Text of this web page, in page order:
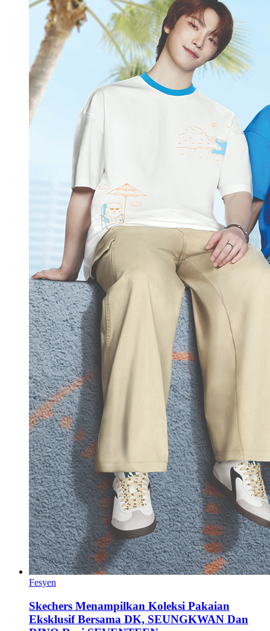
Fesyen
Skechers Menampilkan Koleksi Pakaian
Eksklusif Bersama DK, SEUNGKWAN Dan